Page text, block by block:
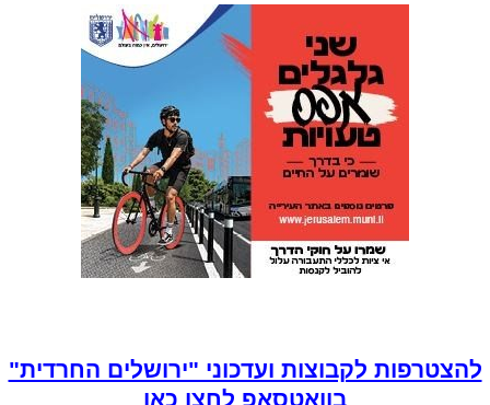
להצטרפות לקבוצות ועדכוני "ירושלים החרדית"
בוואטסאפ לחצו כאן